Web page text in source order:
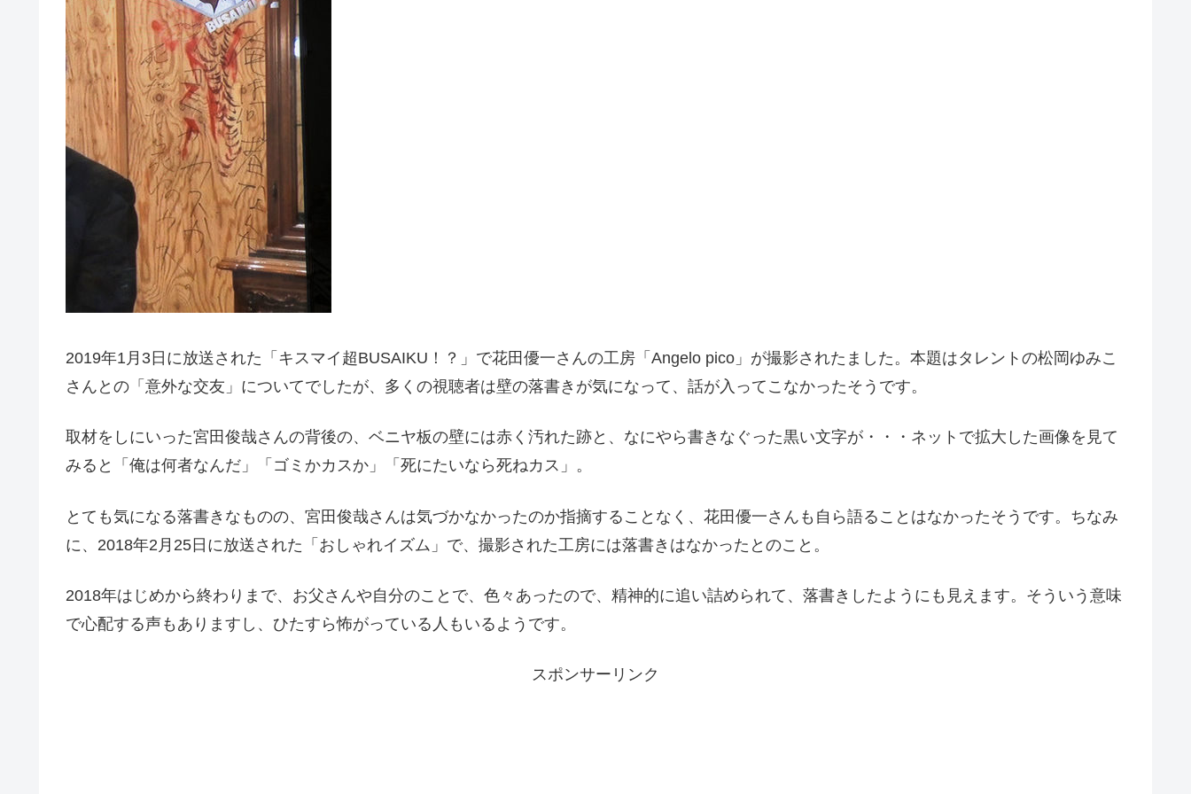
2019年1月3日に放送された「キスマイ超BUSAIKU！？」で花田優一さんの工房「Angelo pico」が撮影されたました。本題はタレントの松岡ゆみこ
さんとの「意外な交友」についてでしたが、多くの視聴者は壁の落書きが気になって、話が入ってこなかったそうです。
取材をしにいった宮田俊哉さんの背後の、ベニヤ板の壁には赤く汚れた跡と、なにやら書きなぐった黒い文字が・・・ネットで拡大した画像を見て
みると「俺は何者なんだ」「ゴミかカスか」「死にたいなら死ねカス」。
とても気になる落書きなものの、宮田俊哉さんは気づかなかったのか指摘することなく、花田優一さんも自ら語ることはなかったそうです。ちなみ
に、2018年2月25日に放送された「おしゃれイズム」で、撮影された工房には落書きはなかったとのこと。
2018年はじめから終わりまで、お父さんや自分のことで、色々あったので、精神的に追い詰められて、落書きしたようにも見えます。そういう意味
で心配する声もありますし、ひたすら怖がっている人もいるようです。
スポンサーリンク